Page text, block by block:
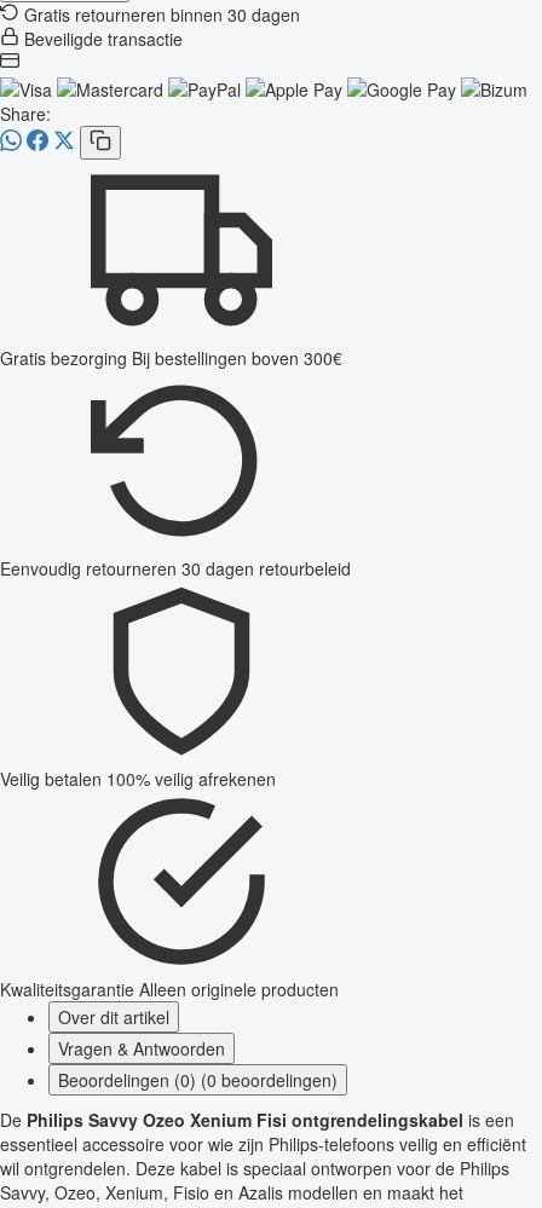
Gratis retourneren binnen 30 dagen
Beveiligde transactie
Share:
Gratis bezorging Bij bestellingen boven 300€
Eenvoudig retourneren 30 dagen retourbeleid
Veilig betalen 100% veilig afrekenen
Kwaliteitsgarantie Alleen originele producten
Over dit artikel
Vragen & Antwoorden
Beoordelingen (0) (0 beoordelingen)
De Philips Savvy Ozeo Xenium Fisi ontgrendelingskabel is een
essentieel accessoire voor wie zijn Philips-telefoons veilig en efficiënt
wil ontgrendelen. Deze kabel is speciaal ontworpen voor de Philips
Savvy, Ozeo, Xenium, Fisio en Azalis modellen en maakt het